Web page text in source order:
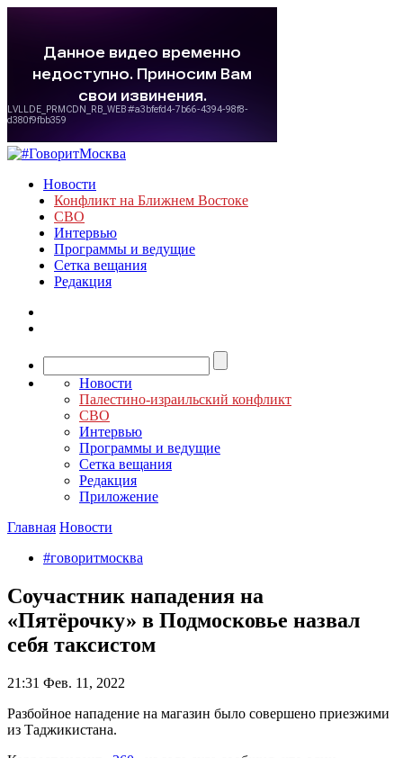
Новости
Конфликт на Ближнем Востоке
СВО
Интервью
Программы и ведущие
Сетка вещания
Редакция
Новости
Палестино-израильский конфликт
СВО
Интервью
Программы и ведущие
Сетка вещания
Редакция
Приложение
Главная Новости
#говоритмосква
Соучастник нападения на
«Пятёрочку» в Подмосковье назвал
себя таксистом
21:31 Фев. 11, 2022
Разбойное нападение на магазин было совершено приезжими
из Таджикистана.